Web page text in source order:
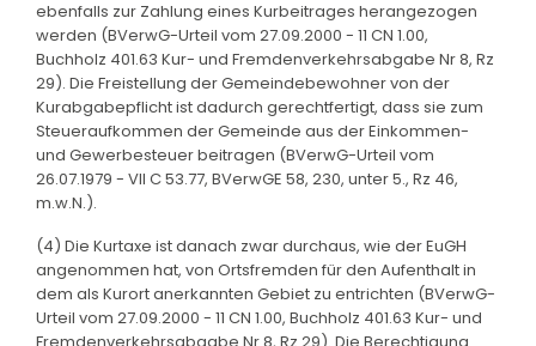
ebenfalls zur Zahlung eines Kurbeitrages herangezogen
werden (BVerwG-Urteil vom 27.09.2000 - 11 CN 1.00,
Buchholz 401.63 Kur- und Fremdenverkehrsabgabe Nr 8, Rz
29). Die Freistellung der Gemeindebewohner von der
Kurabgabepflicht ist dadurch gerechtfertigt, dass sie zum
Steueraufkommen der Gemeinde aus der Einkommen-
und Gewerbesteuer beitragen (BVerwG-Urteil vom
26.07.1979 - VII C 53.77, BVerwGE 58, 230, unter 5., Rz 46,
m.w.N.).
(4) Die Kurtaxe ist danach zwar durchaus, wie der EuGH
angenommen hat, von Ortsfremden für den Aufenthalt in
dem als Kurort anerkannten Gebiet zu entrichten (BVerwG-
Urteil vom 27.09.2000 - 11 CN 1.00, Buchholz 401.63 Kur- und